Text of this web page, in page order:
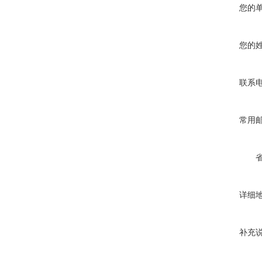
您的
您的
联系
常用
详细
补充